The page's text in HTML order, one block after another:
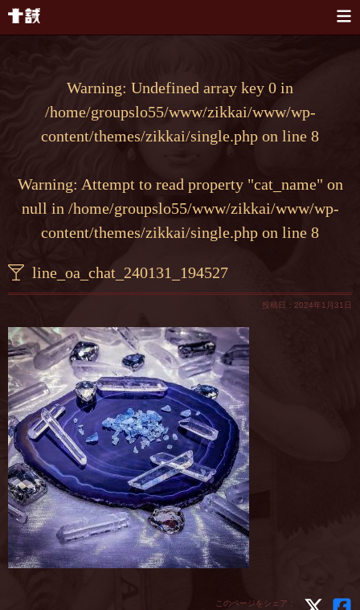
Warning: Undefined array key 0 in
/home/groupslo55/www/zikkai/www/wp-
content/themes/zikkai/single.php on line 8
Warning: Attempt to read property "cat_name" on
null in /home/groupslo55/www/zikkai/www/wp-
content/themes/zikkai/single.php on line 8
line_oa_chat_240131_194527
投稿日：2024年1月31日
このページをシェア：